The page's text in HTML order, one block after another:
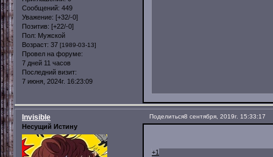
Сообщений: 449
Уважение: [+32/-0]
Позитив: [+22/-0]
Пол: Мужской
Возраст: 37 [1989-03-13]
Провел на форуме:
7 дней 11 часов
Последний визит:
7 июня, 2024г. 16:23:09
Поделиться8 сентября, 2019г. 15:33:17
Invisible
Несущий Истину
+1